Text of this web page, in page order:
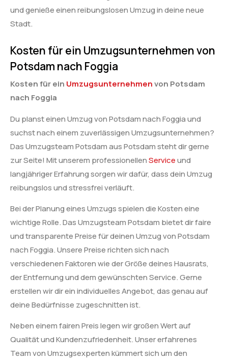
und genieße einen reibungslosen Umzug in deine neue
Stadt.
Kosten für ein Umzugsunternehmen von
Potsdam nach Foggia
Kosten für ein Umzugsunternehmenvon Potsdam
nach Foggia
Du planst einen Umzug von Potsdam nach Foggia und
suchst nach einem zuverlässigen Umzugsunternehmen?
Das Umzugsteam Potsdam aus Potsdam steht dir gerne
zur Seite! Mit unserem professionellenServiceund
langjähriger Erfahrung sorgen wir dafür, dass dein Umzug
reibungslos und stressfrei verläuft.
Bei der Planung eines Umzugs spielen die Kosten eine
wichtige Rolle. Das Umzugsteam Potsdam bietet dir faire
und transparente Preise für deinen Umzug von Potsdam
nach Foggia. Unsere Preise richten sich nach
verschiedenen Faktoren wie der Größe deines Hausrats,
der Entfernung und dem gewünschten Service. Gerne
erstellen wir dir ein individuelles Angebot, das genau auf
deine Bedürfnisse zugeschnitten ist.
Neben einem fairen Preis legen wir großen Wert auf
Qualität und Kundenzufriedenheit. Unser erfahrenes
Team von Umzugsexperten kümmert sich um den